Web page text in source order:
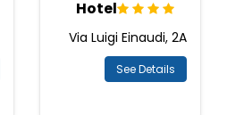
Hotel
Via Luigi Einaudi, 2A
See Details